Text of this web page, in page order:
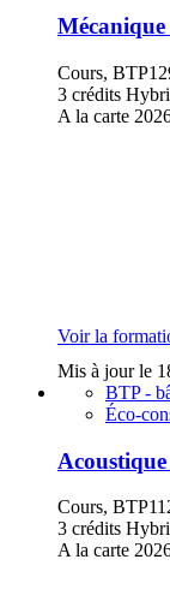
Cours,
3 crédits
A la carte
Voir la
Mis à jour le
BTP -
Éco-
Cours,
3 crédits
A la carte